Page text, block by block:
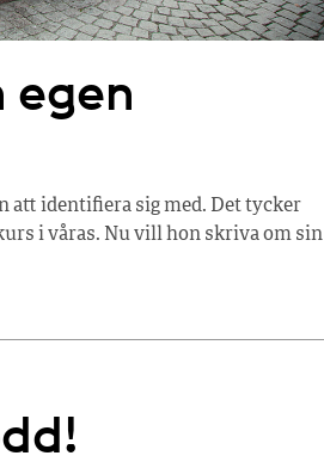
egen
att identifiera sig med. Det tycker
i våras. Nu vill hon skriva om sin